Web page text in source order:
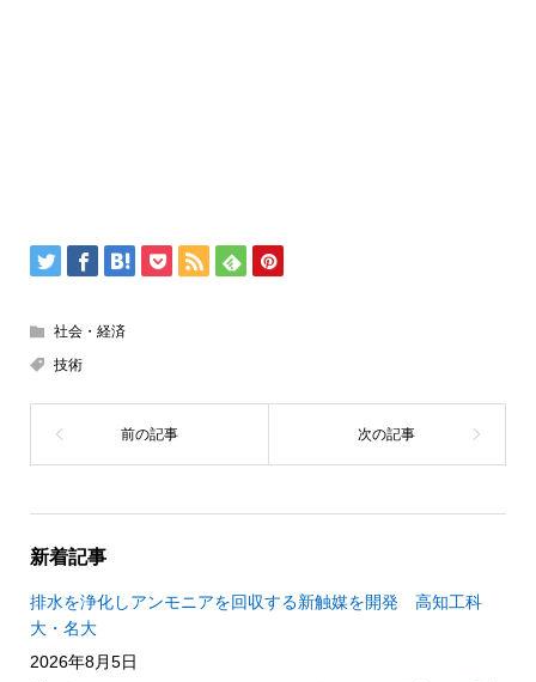
社会・経済
技術
新着記事
排水を浄化しアンモニアを回収する新触媒を開発 高知工科
大・名大
2026年8月5日